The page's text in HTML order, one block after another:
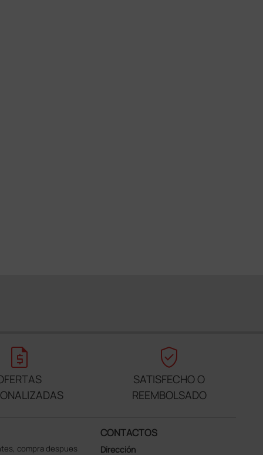
request_quote verified_user
SATISFECHO O
REEMBOLSADO
compra despues
CONTACTOS
Dirección